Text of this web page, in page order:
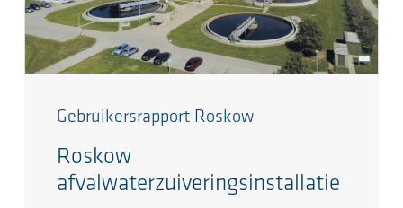
Gebruikersrapport Roskow
Roskow
afvalwaterzuiveringsinstallatie